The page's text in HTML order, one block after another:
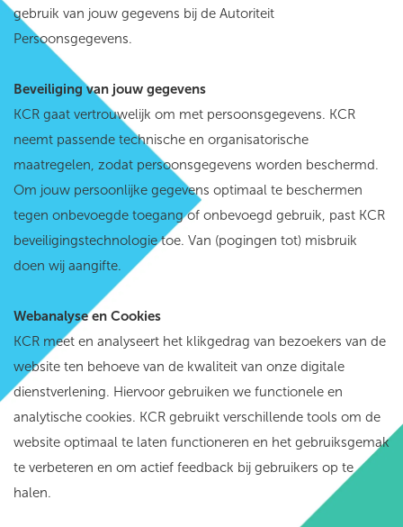
gebruik van jouw gegevens bij de Autoriteit
Persoonsgegevens.
Beveiliging van jouw gegevens
KCR gaat vertrouwelijk om met persoonsgegevens. KCR
neemt passende technische en organisatorische
maatregelen, zodat persoonsgegevens worden beschermd.
Om jouw persoonlijke gegevens optimaal te beschermen
tegen onbevoegde toegang of onbevoegd gebruik, past KCR
beveiligingstechnologie toe. Van (pogingen tot) misbruik
doen wij aangifte.
Webanalyse en Cookies
KCR meet en analyseert het klikgedrag van bezoekers van de
website ten behoeve van de kwaliteit van onze digitale
dienstverlening. Hiervoor gebruiken we functionele en
analytische cookies. KCR gebruikt verschillende tools om de
website optimaal te laten functioneren en het gebruiksgemak
te verbeteren en om actief feedback bij gebruikers op te
halen.